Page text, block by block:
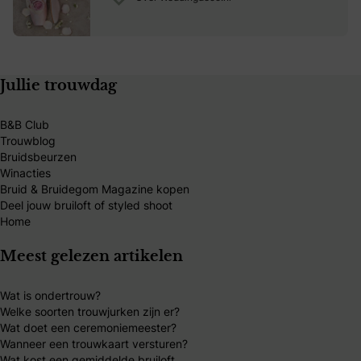
hebben haaraccessoires voor de bruid, maar ben je op zoek
naar een ceintuur, sieraden of bruidsschoenen, kijk dan zeker
Jullie trouwdag
B&B Club
Trouwblog
Bruidsbeurzen
Winacties
Bruid & Bruidegom Magazine kopen
Deel jouw bruiloft of styled shoot
Home
Meest gelezen artikelen
Wat is ondertrouw?
Welke soorten trouwjurken zijn er?
Wat doet een ceremoniemeester?
Wanneer een trouwkaart versturen?